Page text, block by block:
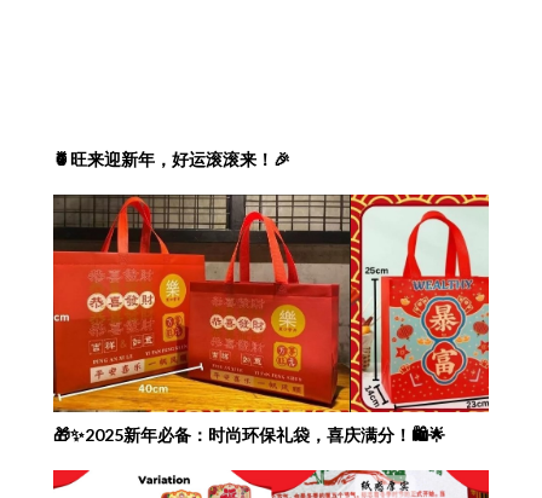
🍍旺来迎新年，好运滚滚来！🎉
🎁✨2025新年必备：时尚环保礼袋，喜庆满分！🛍️🌟